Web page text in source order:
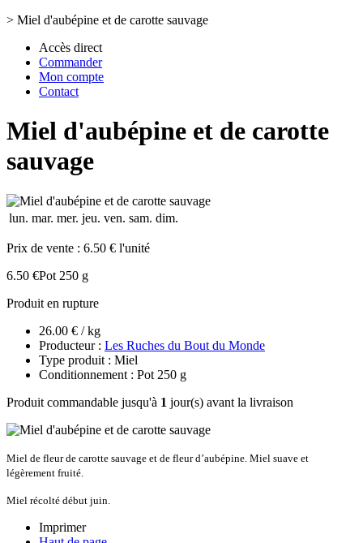
> Miel d'aubépine et de carotte sauvage
Accès direct
Commander
Mon compte
Contact
Miel d'aubépine et de carotte
sauvage
lun. mar. mer. jeu. ven. sam. dim.
Prix de vente : 6.50 € l'unité
6.50 €Pot 250 g
Produit en rupture
26.00 € / kg
Producteur : Les Ruches du Bout du Monde
Type produit : Miel
Conditionnement : Pot 250 g
Produit commandable jusqu'à 1 jour(s) avant la livraison
Miel de fleur de carotte sauvage et de fleur d’aubépine. Miel suave et
légèrement fruité.
Miel récolté début juin.
Imprimer